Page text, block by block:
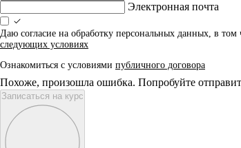
Электронная почта
Даю согласие на обработку персональных данных, в
следующих условиях
Ознакомиться с условиями публичного договора
Похоже, произошла ошибка. Попробуйте
Записаться на курс